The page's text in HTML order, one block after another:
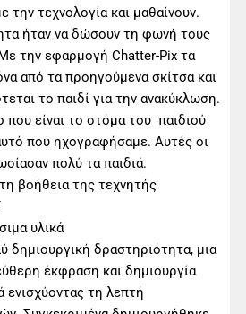
την τεχνολογία και μαθαίνουν.
ήταν να δώσουν τη φωνή τους
την εφαρμογή Chatter-Pix τα
από τα προηγούμενα σκίτσα και
το παιδί για την ανακύκλωση.
είναι το στόμα του παιδιού
που ηχογραφήσαμε. Αυτές οι
πολύ τα παιδιά.
βοήθεια της τεχνητής
υλικά
δραστηριότητα, μια
έκφραση και δημιουργία
ενισχύοντας τη λεπτή